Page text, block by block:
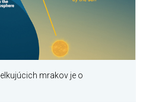
mrakov je o